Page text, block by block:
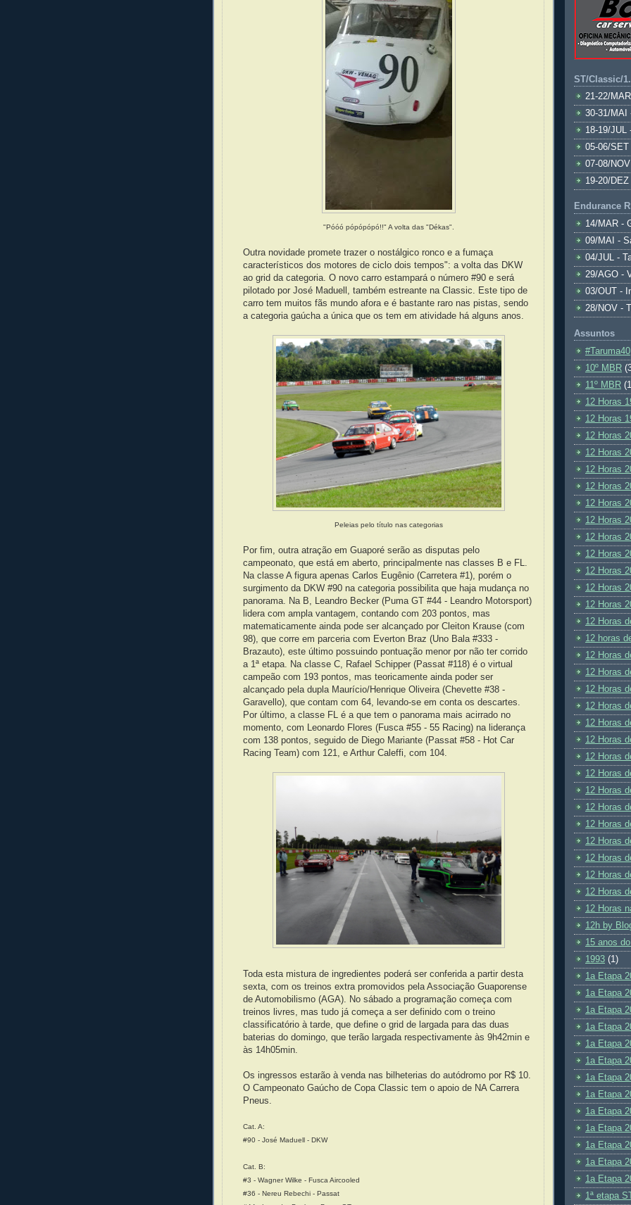
"Póóó pópópópó!!" A volta das "Dékas".
Outra novidade promete trazer o nostálgico ronco e a fumaça
característicos dos motores de ciclo dois tempos": a volta das DKW
ao grid da categoria. O novo carro estampará o número #90 e será
pilotado por José Maduell, também estreante na Classic. Este tipo de
carro tem muitos fãs mundo afora e é bastante raro nas pistas, sendo
a categoria gaúcha a única que os tem em atividade há alguns anos.
Peleias pelo título nas categorias
Por fim, outra atração em Guaporé serão as disputas pelo
campeonato, que está em aberto, principalmente nas classes B e FL.
Na classe A figura apenas Carlos Eugênio (Carretera #1), porém o
surgimento da DKW #90 na categoria possibilita que haja mudança no
panorama. Na B, Leandro Becker (Puma GT #44 - Leandro Motorsport)
lidera com ampla vantagem, contando com 203 pontos, mas
matematicamente ainda pode ser alcançado por Cleiton Krause (com
98), que corre em parceria com Everton Braz (Uno Bala #333 -
Brazauto), este último possuindo pontuação menor por não ter corrido
a 1ª etapa. Na classe C, Rafael Schipper (Passat #118) é o virtual
campeão com 193 pontos, mas teoricamente ainda poder ser
alcançado pela dupla Maurício/Henrique Oliveira (Chevette #38 -
Garavello), que contam com 64, levando-se em conta os descartes.
Por último, a classe FL é a que tem o panorama mais acirrado no
momento, com Leonardo Flores (Fusca #55 - 55 Racing) na liderança
com 138 pontos, seguido de Diego Mariante (Passat #58 - Hot Car
Racing Team) com 121, e Arthur Caleffi, com 104.
Toda esta mistura de ingredientes poderá ser conferida a partir desta
sexta, com os treinos extra promovidos pela Associação Guaporense
de Automobilismo (AGA). No sábado a programação começa com
treinos livres, mas tudo já começa a ser definido com o treino
classificatório à tarde, que define o grid de largada para das duas
baterias do domingo, que terão largada respectivamente às 9h42min e
às 14h05min.
Os ingressos estarão à venda nas bilheterias do autódromo por R$ 10.
O Campeonato Gaúcho de Copa Classic tem o apoio de NA Carrera
Pneus.
Cat. A:
#90 - José Maduell - DKW
Cat. B:
#3 - Wagner Wilke - Fusca Aircooled
#36 - Nereu Rebechi - Passat
ST/Classic/
21-22/
30-31/MAI
18-19/JUL
05-06/
07-08/
19-20/
Endurance
14/MAR -
09/MAI -
04/JUL -
29/AGO -
03/OUT -
28/NOV -
Assuntos
#Taruma40
10º MBR
11º MBR
12 Horas
12 Horas
12 Horas
12 Horas
12 Horas
12 Horas
12 Horas
12 Horas
12 Horas
12 Horas
12 Horas
12 Horas
12 Horas
12 Horas
12 horas
12 Horas
12 Horas
12 Horas
12 Horas
12 Horas
12 Horas
12 Horas
12 Horas
12 Horas
12 Horas
12 Horas
12 Horas
12 Horas
12 Horas
12 Horas
12 Horas
12h by
15 anos
1993 (1)
1a Etapa
1a Etapa
1a Etapa
1a Etapa
1a Etapa
1a Etapa
1a Etapa
1a Etapa
1a Etapa
1a Etapa
1a Etapa
1a Etapa
1a Etapa
1ª etapa